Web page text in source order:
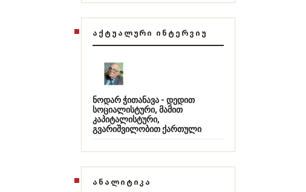
ᲐᲥᲢᲣᲐᲚᲣᲠᲘ ᲘᲜᲢᲔᲠᲕᲘᲣ
ნოდარ ჭითანავა - დედით
სოციალისტური, მამით
კაპიტალისტური,
გვარიშვილობით ქართული
ᲐᲜᲐᲚᲘᲢᲘᲙᲐ